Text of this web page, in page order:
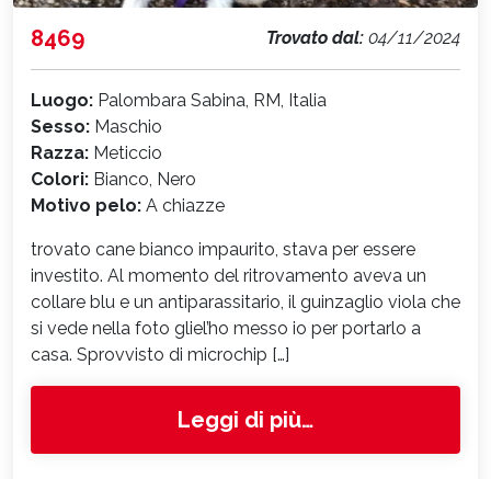
8469 Trovato dal: 04/11/2024
Luogo: Palombara Sabina, RM, Italia
Sesso: Maschio
Razza: Meticcio
Colori: Bianco, Nero
Motivo pelo: A chiazze
trovato cane bianco impaurito, stava per essere
investito. Al momento del ritrovamento aveva un
collare blu e un antiparassitario, il guinzaglio viola che
si vede nella foto gliel’ho messo io per portarlo a
casa. Sprovvisto di microchip […]
Leggi di più…from 8469